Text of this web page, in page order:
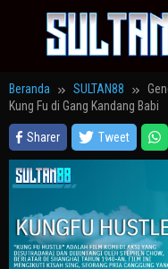
Beranda SULTAN88
Kung Fu di Gang Kandang Babi
Sharer Tweet